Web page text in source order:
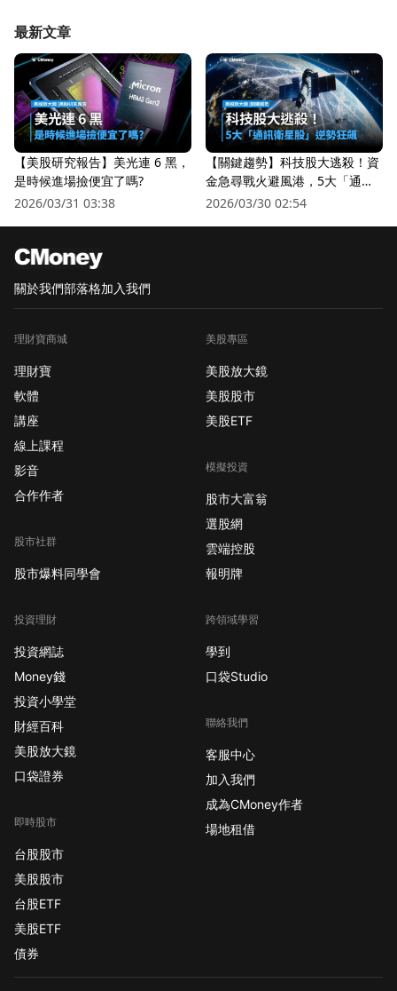
最新文章
【美股研究報告】美光連 6 黑，
是時候進場撿便宜了嗎?
2026/03/31 03:38
【關鍵趨勢】科技股大逃殺！資
金急尋戰火避風港，5大「通訊
衛星股」逆勢狂飆
2026/03/30 02:54
關於我們部落格加入我們
理財寶商城
理財寶
軟體
講座
線上課程
影音
合作作者
股市社群
股市爆料同學會
投資理財
投資網誌
Money錢
投資小學堂
財經百科
美股放大鏡
口袋證券
即時股市
台股股市
美股股市
台股ETF
美股ETF
債券
美股專區
美股放大鏡
美股股市
美股ETF
模擬投資
股市大富翁
選股網
雲端控股
報明牌
跨領域學習
學到
口袋Studio
聯絡我們
客服中心
加入我們
成為CMoney作者
場地租借